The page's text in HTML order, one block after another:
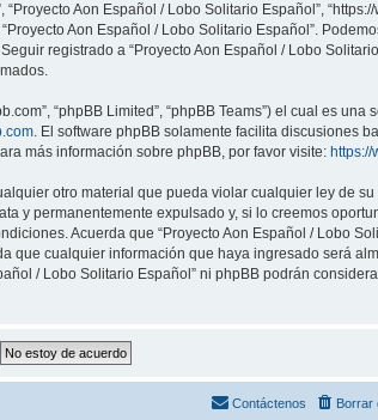
Aon Español / Lobo Solitario Español”,
Aon Español / Lobo Solitario Español”.
registrado a “Proyecto Aon Español / Lobo
“phpBB Limited”, “phpBB Teams”) el cual es
. El software phpBB solamente facilita discusiones
más información sobre phpBB, por favor visite:
otro material que pueda violar cualquier ley de su
y permanentemente expulsado y, si lo creemos
Acuerda que “Proyecto Aon Español / Lobo
que cualquier información que haya ingresado será
/ Lobo Solitario Español” ni phpBB podrán
Borrar
Contáctenos